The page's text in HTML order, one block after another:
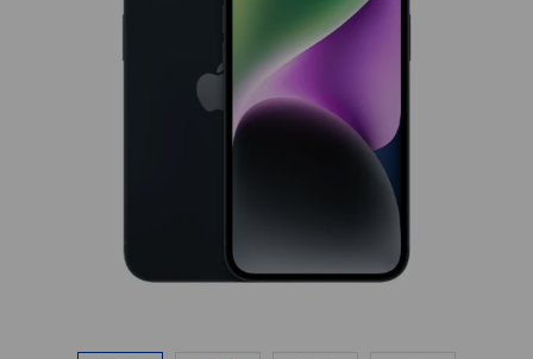
Iniciar Sesión
¿Olvidaste tu contraseña?